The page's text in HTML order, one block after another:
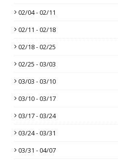
02/04 - 02/11
02/11 - 02/18
02/18 - 02/25
02/25 - 03/03
03/03 - 03/10
03/10 - 03/17
03/17 - 03/24
03/24 - 03/31
03/31 - 04/07